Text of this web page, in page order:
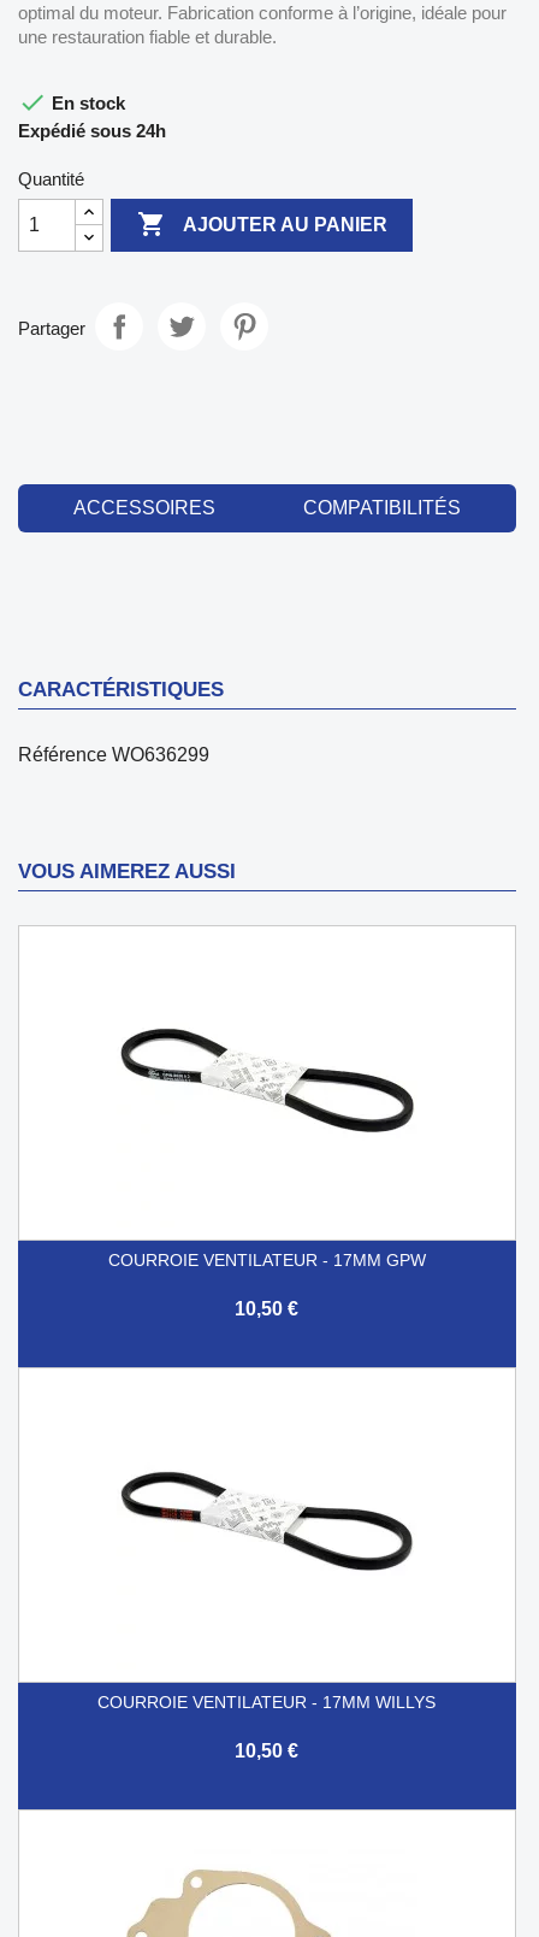
optimal du moteur. Fabrication conforme à l’origine, idéale pour
une restauration fiable et durable.
 En stock
Expédié sous 24h
Quantité
 AJOUTER AU PANIER
Partager
ACCESSOIRES COMPATIBILITÉS
CARACTÉRISTIQUES
Référence WO636299
VOUS AIMEREZ AUSSI
COURROIE VENTILATEUR - 17MM GPW
10,50 €
COURROIE VENTILATEUR - 17MM WILLYS
10,50 €